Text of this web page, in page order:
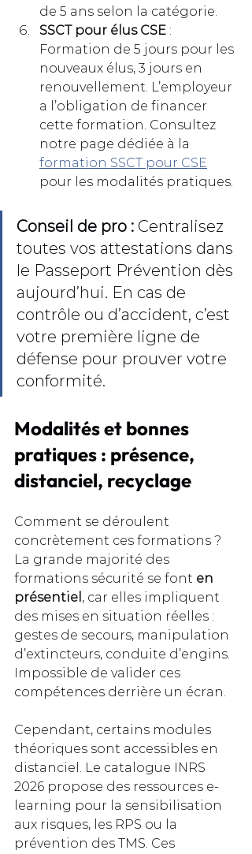
de 5 ans selon la catégorie.
SSCT pour élus CSE :
Formation de 5 jours pour les
nouveaux élus, 3 jours en
renouvellement. L’employeur
a l’obligation de financer
cette formation. Consultez
notre page dédiée à la
formation SSCT pour CSE
pour les modalités pratiques.
Conseil de pro : Centralisez
toutes vos attestations dans
le Passeport Prévention dès
aujourd’hui. En cas de
contrôle ou d’accident, c’est
votre première ligne de
défense pour prouver votre
conformité.
Modalités et bonnes
pratiques : présence,
distanciel, recyclage
Comment se déroulent
concrètement ces formations ?
La grande majorité des
formations sécurité se font en
présentiel , car elles impliquent
des mises en situation réelles :
gestes de secours, manipulation
d’extincteurs, conduite d’engins.
Impossible de valider ces
compétences derrière un écran.
Cependant, certains modules
théoriques sont accessibles en
distanciel. Le catalogue INRS
2026 propose des ressources e-
learning pour la sensibilisation
aux risques, les RPS ou la
prévention des TMS. Ces